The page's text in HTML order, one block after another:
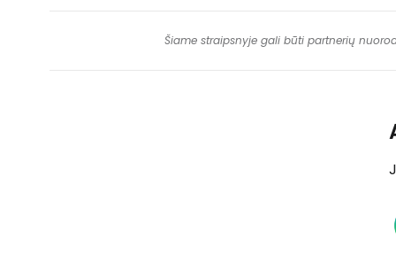
Šiame straipsnyje gali būti partnerių